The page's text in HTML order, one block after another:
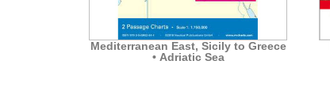
Mediterranean East, Sicily to Greece
• Adriatic Sea